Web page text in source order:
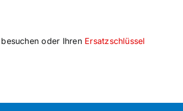
oder Ihren Ersatzschlüssel